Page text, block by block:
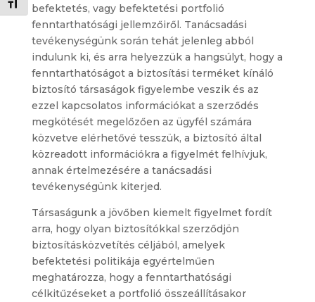
Toggle Font size
befektetés, vagy befektetési portfolió
fenntarthatósági jellemzőiről. Tanácsadási
tevékenységünk során tehát jelenleg abból
indulunk ki, és arra helyezzük a hangsúlyt, hogy a
fenntarthatóságot a biztosítási terméket kínáló
biztosító társaságok figyelembe veszik és az
ezzel kapcsolatos információkat a szerződés
megkötését megelőzően az ügyfél számára
közvetve elérhetővé tesszük, a biztosító által
közreadott információkra a figyelmét felhívjuk,
annak értelmezésére a tanácsadási
tevékenységünk kiterjed.
Társaságunk a jövőben kiemelt figyelmet fordít
arra, hogy olyan biztosítókkal szerződjön
biztosításközvetítés céljából, amelyek
befektetési politikája egyértelműen
meghatározza, hogy a fenntarthatósági
célkitűzéseket a portfolió összeállításakor